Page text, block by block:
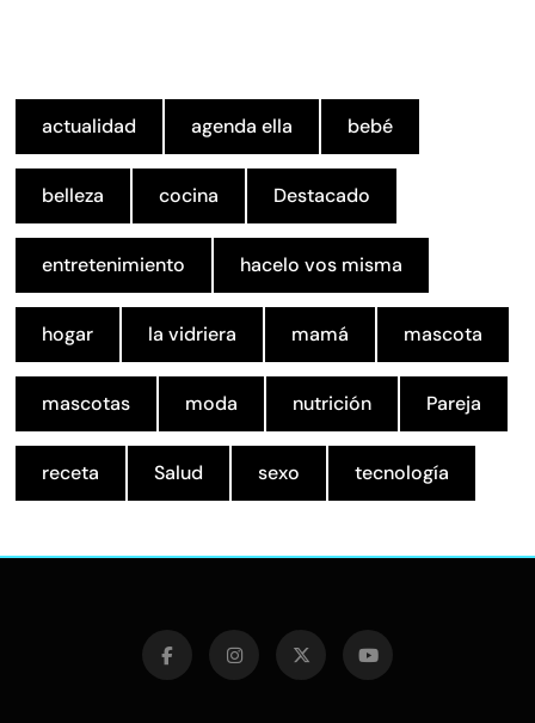
actualidad agenda ella bebé
belleza cocina Destacado
entretenimiento hacelo vos misma
hogar la vidriera mamá mascota
mascotas moda nutrición Pareja
receta Salud sexo tecnología